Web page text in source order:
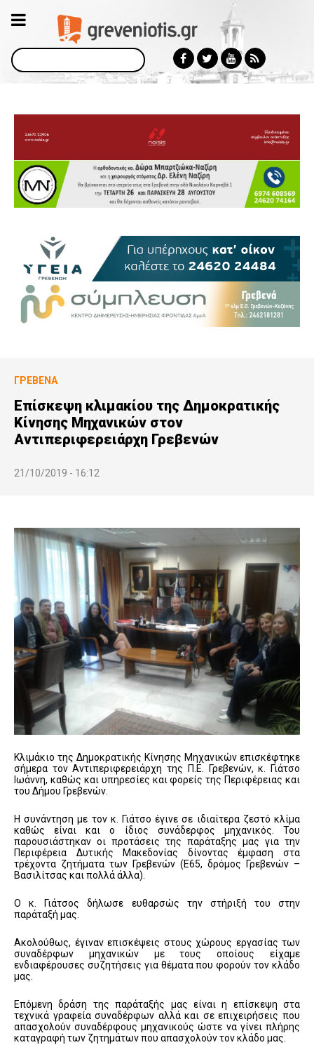
Αναζήτηση
ΓΡΕΒΕΝΆ
Επίσκεψη κλιμακίου της Δημοκρατικής
Κίνησης Μηχανικών στον
Αντιπεριφερειάρχη Γρεβενών
21/10/2019 - 16:12
Κλιμάκιο της Δημοκρατικής Κίνησης Μηχανικών επισκέφτηκε
σήμερα τον Αντιπεριφερειάρχη της Π.Ε. Γρεβενών, κ. Γιάτσο
Ιωάννη, καθώς και υπηρεσίες και φορείς της Περιφέρειας και
του Δήμου Γρεβενών.
Η συνάντηση με τον κ. Γιάτσο έγινε σε ιδιαίτερα ζεστό κλίμα
καθώς είναι και ο ίδιος συνάδερφος μηχανικός. Του
παρουσιάστηκαν οι προτάσεις της παράταξης μας για την
Περιφέρεια Δυτικής Μακεδονίας δίνοντας έμφαση στα
τρέχοντα ζητήματα των Γρεβενών (Ε65, δρόμος Γρεβενών –
Βασιλίτσας και πολλά άλλα).
Ο κ. Γιάτσος δήλωσε ευθαρσώς την στήριξή του στην
παράταξή μας.
Ακολούθως, έγιναν επισκέψεις στους χώρους εργασίας των
συναδέρφων μηχανικών με τους οποίους είχαμε
ενδιαφέρουσες συζητήσεις για θέματα που φορούν τον κλάδο
μας.
Επόμενη δράση της παράταξής μας είναι η επίσκεψη στα
τεχνικά γραφεία συναδέρφων αλλά και σε επιχειρήσεις που
απασχολούν συναδέρφους μηχανικούς ώστε να γίνει πλήρης
καταγραφή των ζητημάτων που απασχολούν τον κλάδο μας.